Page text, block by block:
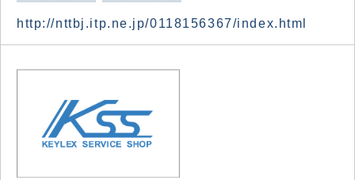
http://nttbj.itp.ne.jp/0118156367/index.html